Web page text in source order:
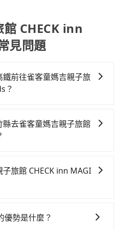
CHECK inn
見問題
前往雀客童媽吉親子旅
？
、費時、轉車麻煩，且難叫計
一直到23:12，新竹-南港
，步行進站、現場購票並於
再乘坐42~48分鐘（平均45
元後，抵達雀客童媽吉親子旅
去雀客童媽吉親子旅館
自己開車），最重要的是你
邊可隨租隨借的iRent應該是
親子旅館 CHECK inn MAGI
旅館 CHECK inn MAGI
、Yoxi等。依照里程跳錶計
勢是什麼？